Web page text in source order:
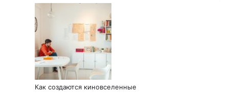
Как создаются киновселенные